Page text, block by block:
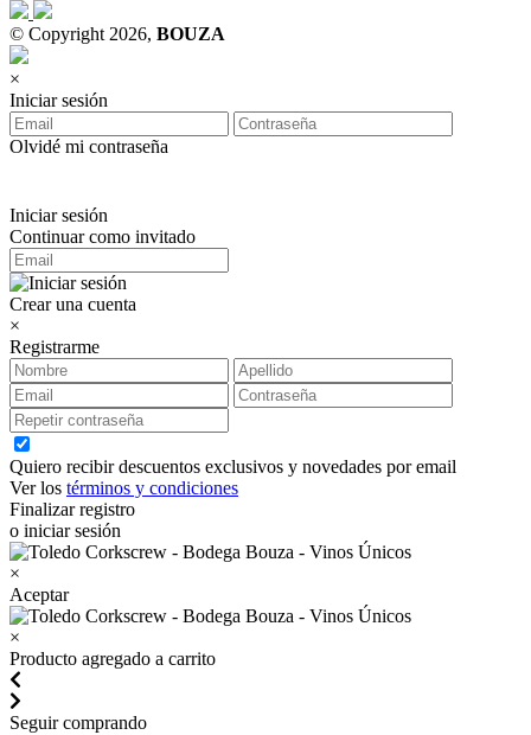
© Copyright 2026, BOUZA
×
Iniciar sesión
Olvidé mi contraseña
Iniciar sesión
Continuar como invitado
Crear una cuenta
×
Registrarme
Quiero recibir descuentos exclusivos y novedades por email
Ver los términos y condiciones
Finalizar registro
o iniciar sesión
×
Aceptar
×
Producto agregado a carrito
Seguir comprando